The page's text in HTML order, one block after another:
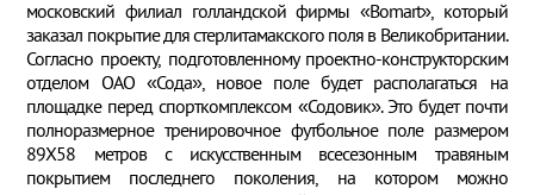
московский филиал голландской фирмы «Bomart», который
заказал покрытие для стерлитамакского поля в Великобритании.
Согласно проекту, подготовленному проектно-конструкторским
отделом ОАО «Сода», новое поле будет располагаться на
площадке перед спорткомплексом «Содовик». Это будет почти
полноразмерное тренировочное футбольное поле размером
89Х58 метров с искусственным всесезонным травяным
покрытием последнего поколения, на котором можно